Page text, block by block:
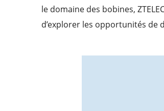
le domaine des bobines,
d’explorer les opportunités de